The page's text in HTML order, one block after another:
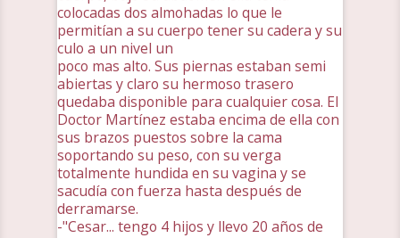
colocadas dos almohadas lo que le
permitían a su cuerpo tener su cadera y su
culo a un nivel un
poco mas alto. Sus piernas estaban semi
abiertas y claro su hermoso trasero
quedaba disponible para cualquier cosa. El
Doctor Martínez estaba encima de ella con
sus brazos puestos sobre la cama
soportando su peso, con su verga
totalmente hundida en su vagina y se
sacudía con fuerza hasta después de
derramarse.
-"Cesar... tengo 4 hijos y llevo 20 años de